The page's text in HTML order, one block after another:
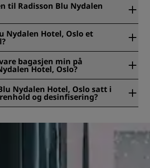
til Radisson Blu Nydalen
Nydalen Hotel, Oslo et
Hotel, Oslo er et røykfritt hotell.
bagasjen min på
Hotel, Oslo?
Nydalen Hotel, Oslo satt i
og desinfisering?
en-us/social-